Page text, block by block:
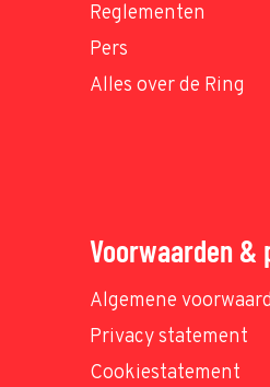
Reglementen
Pers
Alles over de Ring
Voorwaarden &
Algemene
Privacy statement
Cookiestatement